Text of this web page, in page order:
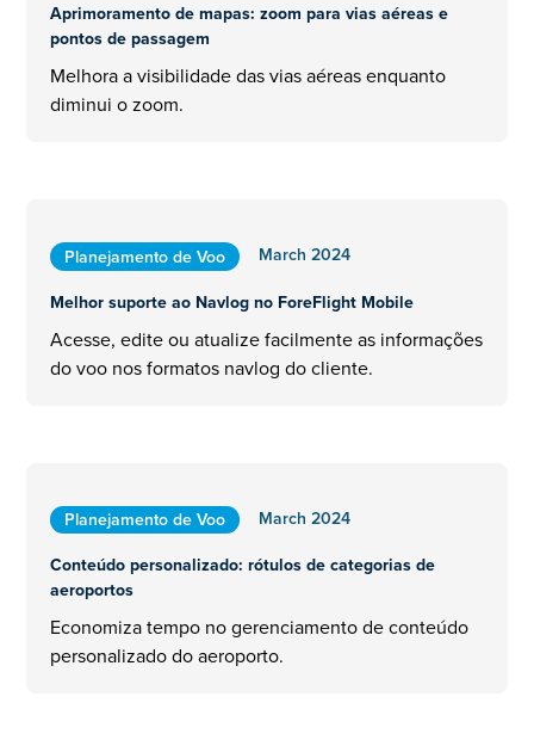
Aprimoramento de mapas: zoom para vias aéreas e
pontos de passagem
Melhora a visibilidade das vias aéreas enquanto
diminui o zoom.
Planejamento de Voo
March 2024
Melhor suporte ao Navlog no ForeFlight Mobile
Acesse, edite ou atualize facilmente as informações
do voo nos formatos navlog do cliente.
Planejamento de Voo
March 2024
Conteúdo personalizado: rótulos de categorias de
aeroportos
Economiza tempo no gerenciamento de conteúdo
personalizado do aeroporto.